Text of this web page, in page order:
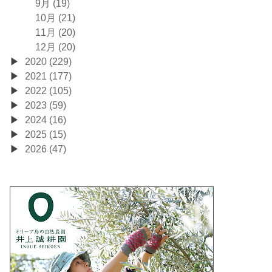
9月 (19)
10月 (21)
11月 (20)
12月 (20)
2020 (229)
2021 (177)
2022 (105)
2023 (59)
2024 (16)
2025 (15)
2026 (47)